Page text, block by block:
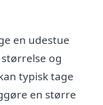
en udestue
og
typisk tage
en større